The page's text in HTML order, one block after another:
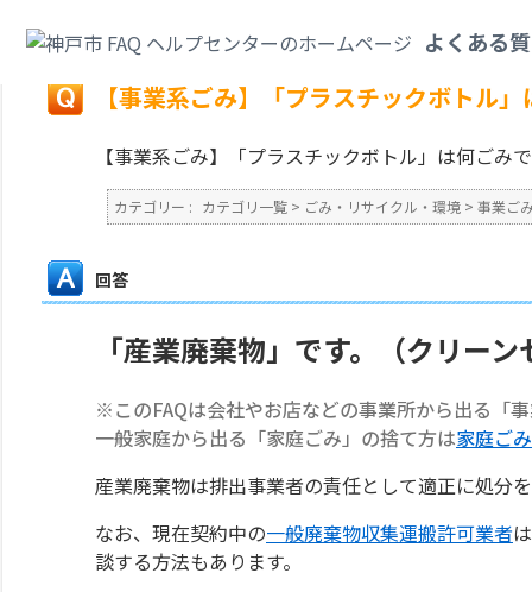
よくある
戻る
【事業系ごみ】「プラスチックボトル
【事業系ごみ】「プラスチックボトル」は何ごみ
カテゴリー : カテゴリ一覧 > ごみ・リサイクル・環境 > 事業ご
回答
「産業廃棄物」です。（クリー
※このFAQは会社やお店などの事業所から出る「
一般家庭から出る「家庭ごみ」の捨て方は家庭ご
産業廃棄物は排出事業者の責任として適正に処分
なお、現在契約中の一般廃棄物収集運搬許可業者
談する方法もあります。